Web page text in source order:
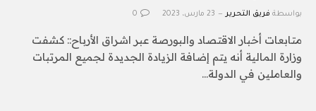
بواسطة فريق التحرير 23 مارس، 2023 0
متابعات أخبار الاقتصاد والبورصة عبر اشراق الأرباح:: كشفت
وزارة المالية أنه يتم إضافة الزيادة الجديدة لجميع المرتبات
والعاملين في الدولة…